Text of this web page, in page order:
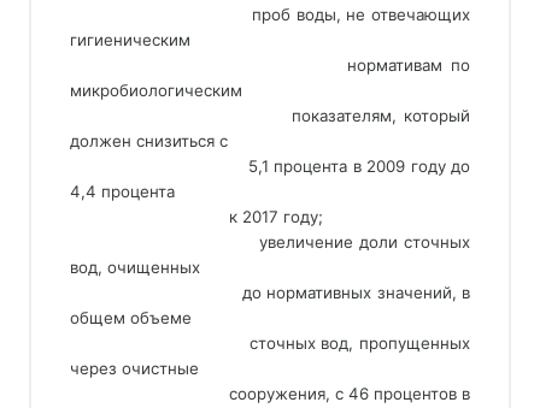
гигиеническим
микробиологическим
должен снизиться с
4,4 процента
                                 к 2017 году;
                                 увеличение доли сточных
вод, очищенных
общем объеме
через очистные